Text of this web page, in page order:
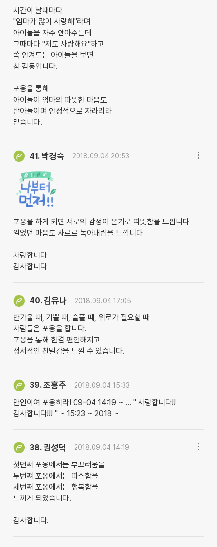
시간이 날때마다
"엄마가 많이 사랑해"라며
아이들을 자주 안아주는데
그때마다 "저도 사랑해요"하고
쏙 안겨드는 아이들을 보면
참 감동입니다.
포옹을 통해
아이들이 엄마의 따뜻한 마음도
받아들이며 안정적으로 자라리라
믿습니다.
41. 박경숙 2018.09.04 20:53
포옹을 하게 되면 서로의 감정이 온기로 따뜻함을 느낍니다
얼었던 마음도 사르르 녹아내림을 느낌니다
사랑합니다
감사합니다
40.김유나 2018.09.04 17:05
반가울 때, 기쁠 때, 슬플 때, 위로가 필요할 때
사람들은 포옹을 합니다.
포옹을 통해 한결 편안해지고
정서적인 친밀감을 느낄 수 있습니다.
39.조흥주 2018.09.04 15:33
만인이여 포옹하라! 09-04 14:19 ~ … " 사랑합니다!!
감사합니다!!! " ~ 15:23 ~ 2018 ~
38. 권성덕 2018.09.04 14:19
첫번째 포옹에서는 부끄러움을
두번쨰 포옹에서는 따스함을
세번째 포옹에서는 행복함을
느끼게 되었습니다.
감사합니다.